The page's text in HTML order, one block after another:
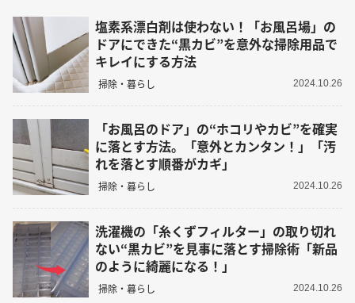
塩素系漂白剤は使わない！「お風呂場」の
ドアにできた“黒カビ”を意外な掃除用品で
キレイにする方法
掃除・暮らし 2024.10.26
「お風呂のドア」の“ホコリやカビ”を確実
に落とす方法。「意外とカンタン！」「汚
れを落とす順番がカギ」
掃除・暮らし 2024.10.26
洗濯機の「糸くずフィルター」の取り切れ
ない“黒カビ”を見事に落とす掃除術「新品
のように綺麗になる！」
掃除・暮らし 2024.10.26